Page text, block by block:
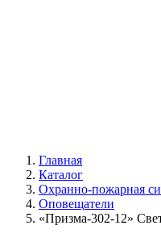
Главная
Каталог
Охранно-пожарная
Оповещатели
«Призма-302-12»